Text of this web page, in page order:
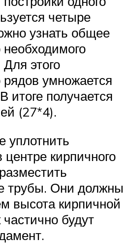
четыре
узнать общее
необходимого
этого
рядов умножается
итоге получается
(27*4).
уплотнить
центре кирпичного
трубы. Они должны
высота кирпичной
частично будут